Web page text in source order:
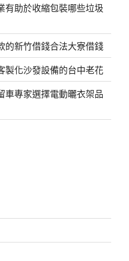
有助於收縮包裝哪些垃圾
的新竹借錢合法大寮借錢
製化沙發設備的台中老花
車專家選擇電動曬衣架品